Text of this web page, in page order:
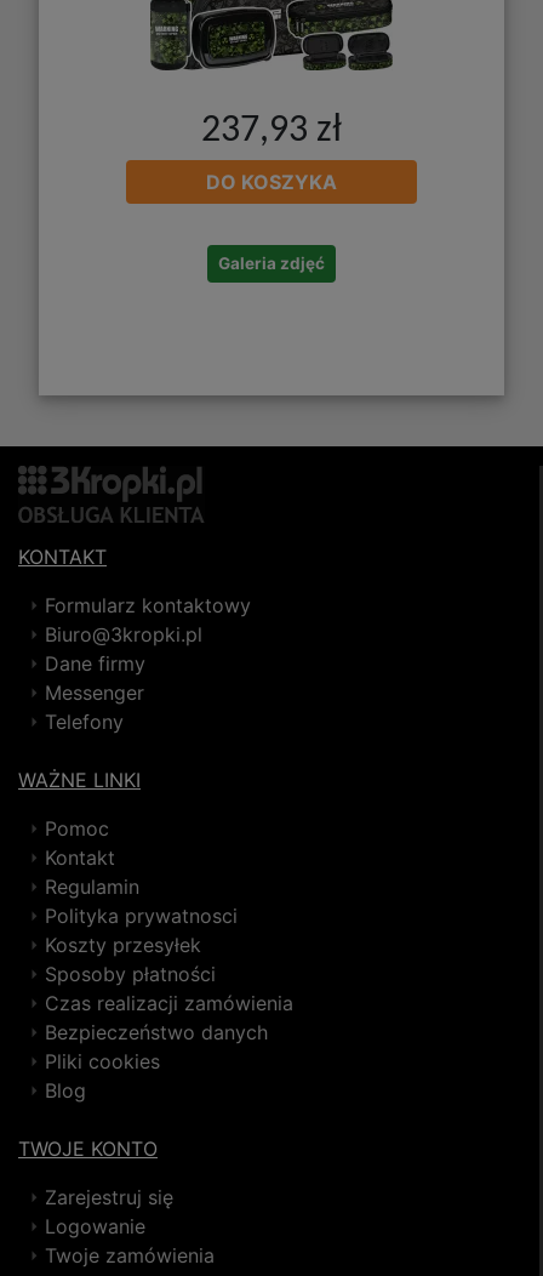
237,93 zł
DO KOSZYKA
Galeria zdjęć
KONTAKT
Formularz kontaktowy
Biuro@3kropki.pl
Dane firmy
Messenger
Telefony
WAŻNE LINKI
Pomoc
Kontakt
Regulamin
Polityka prywatnosci
Koszty przesyłek
Sposoby płatności
Czas realizacji zamówienia
Bezpieczeństwo danych
Pliki cookies
Blog
TWOJE KONTO
Zarejestruj się
Logowanie
Twoje zamówienia